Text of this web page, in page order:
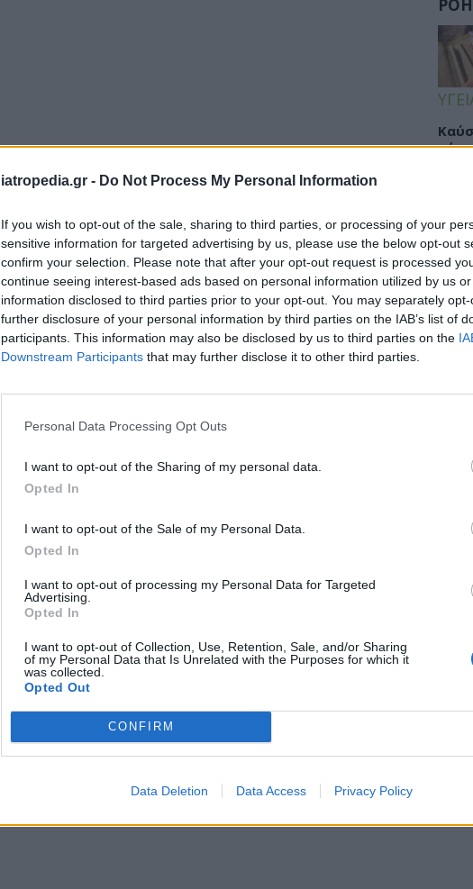
iatropedia.gr - Do Not Process My Personal Information
If you wish to opt-out of the sale, sharing to third parties, or processing of your
sensitive information for targeted advertising by us, please use the below opt-out
confirm your selection. Please note that after your opt-out request is processed
continue seeing interest-based ads based on personal information utilized by us
information disclosed to third parties prior to your opt-out. You may separately
further disclosure of your personal information by third parties on the IAB’s list of
participants. This information may also be disclosed by us to third parties on the
Downstream Participants that may further disclose it to other third parties.
Personal Data Processing Opt Outs
I want to opt-out of the Sharing of my personal data.
Opted In
I want to opt-out of the Sale of my Personal Data.
Opted In
I want to opt-out of processing my Personal Data for Targeted
Advertising.
Opted In
I want to opt-out of Collection, Use, Retention, Sale, and/or Sharing
of my Personal Data that Is Unrelated with the Purposes for which it
was collected.
Opted Out
CONFIRM
Data Deletion Data Access Privacy Policy